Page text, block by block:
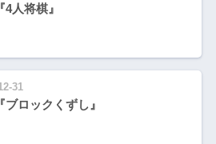
人将棋』
31
ブロックくずし』